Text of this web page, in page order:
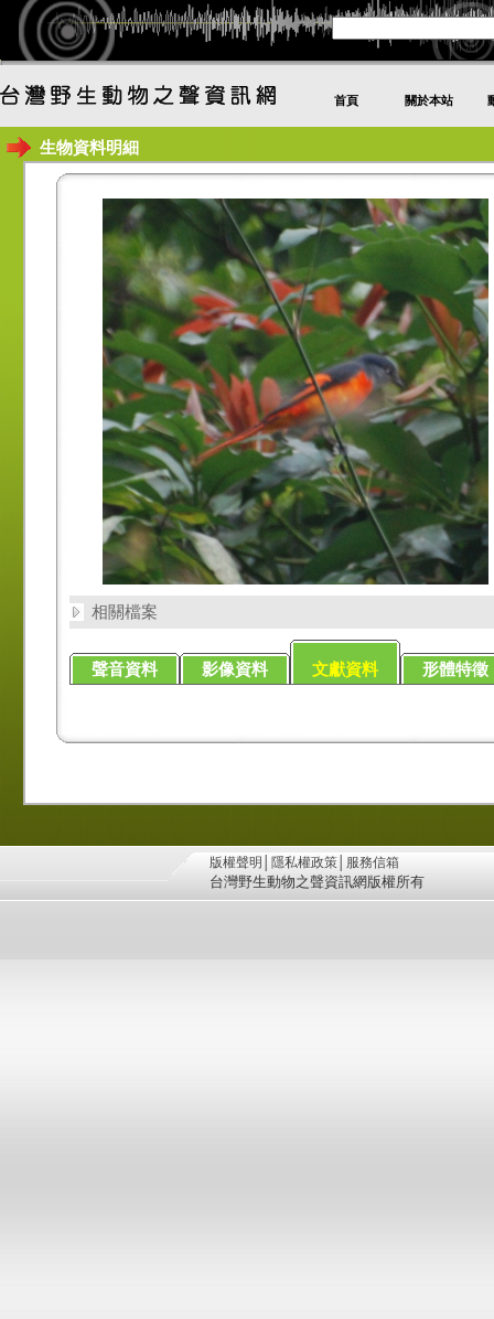
首頁 關於本站
生物資料明細
相關檔案
聲音資料 影像資料 文獻資料 形體特徵
版權聲明 隱私權政策 服務信箱
台灣野生動物之聲資訊網版權所有